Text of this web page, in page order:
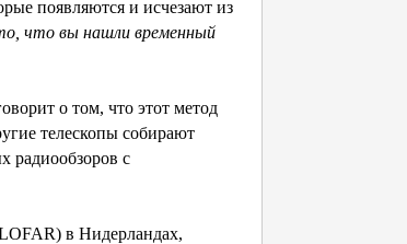
появляются и исчезают из
что вы нашли временный
о том, что этот метод
телескопы собирают
радиообзоров с
в Нидерландах,